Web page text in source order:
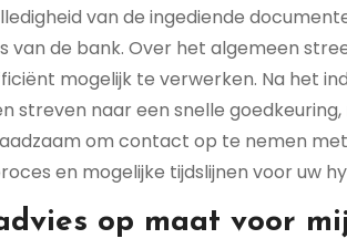
van de ingediende
van de bank. Over het algemeen
mogelijk te verwerken. Na het
streven naar een snelle
om contact op te nemen
en mogelijke tijdslijnen voor uw
op maat voor